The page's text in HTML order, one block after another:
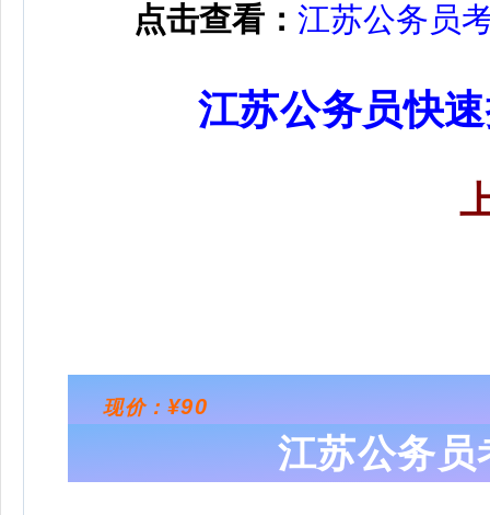
点击查看： 江苏公务员
江苏公务员快
现价： ¥90
江苏公务员